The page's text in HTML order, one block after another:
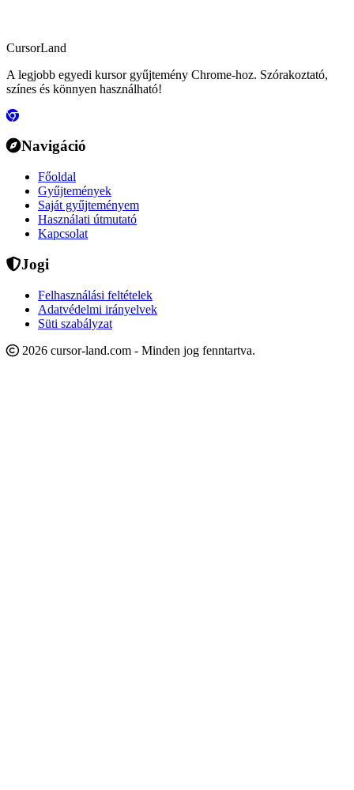
CursorLand
A legjobb egyedi kursor gyűjtemény Chrome-hoz. Szórakoztató,
színes és könnyen használható!
Navigáció
Főoldal
Gyűjtemények
Saját gyűjteményem
Használati útmutató
Kapcsolat
Jogi
Felhasználási feltételek
Adatvédelmi irányelvek
Süti szabályzat
2026 cursor-land.com - Minden jog fenntartva.